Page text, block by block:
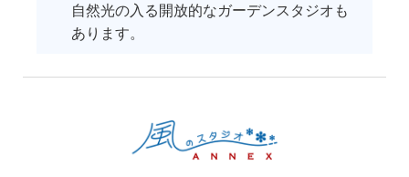
自然光の入る開放的なガーデンスタジオも
あります。